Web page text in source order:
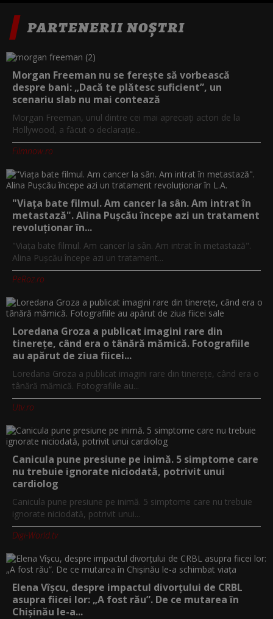
PARTENERII NOȘTRI
Morgan Freeman nu se ferește să vorbească
despre bani: „Dacă te plătesc suficient”, un
scenariu slab nu mai contează
Morgan Freeman, unul dintre cei mai apreciați actori de la
Hollywood, a făcut o declarație...
Filmnow.ro
"Viața bate filmul. Am cancer la sân. Am intrat în
metastază". Alina Pușcău începe azi un tratament
revoluționar în...
"Viața bate filmul. Am cancer la sân. Am intrat în metastază".
Alina Pușcău începe azi un tratament...
PeRoz.ro
Loredana Groza a publicat imagini rare din
tinerețe, când era o tânără mămică. Fotografiile
au apărut de ziua fiicei...
Loredana Groza a publicat imagini rare din tinerețe, când era o
tânără mămică. Fotografiile au...
Utv.ro
Canicula pune presiune pe inimă. 5 simptome care
nu trebuie ignorate niciodată, potrivit unui
cardiolog
Canicula pune presiune pe inimă. 5 simptome care nu trebuie
ignorate niciodată, potrivit unui...
Digi-World.tv
Elena Vîșcu, despre impactul divorțului de CRBL
asupra fiicei lor: „A fost rău”. De ce mutarea în
Chișinău le-a...